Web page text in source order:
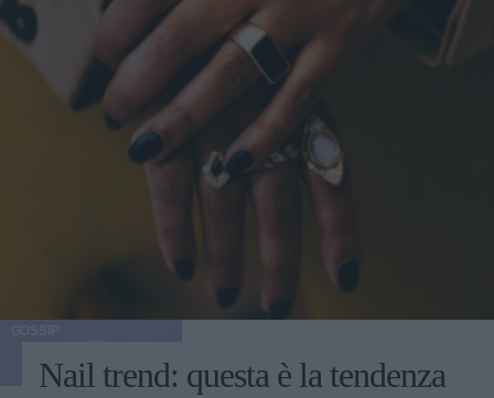
Nail trend: questa è la tendenza